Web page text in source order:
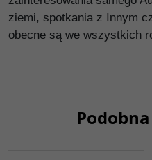
ziemi, spotkania z Innym
obecne są we wszystkich